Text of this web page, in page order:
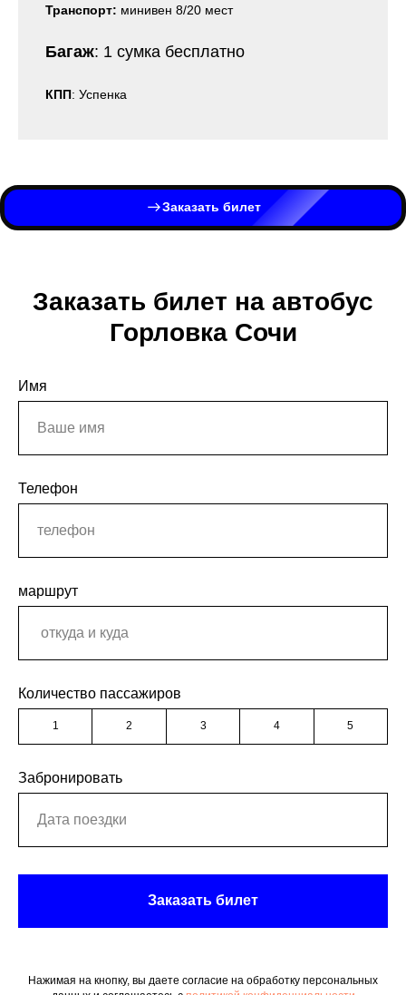
Транспорт: минивен 8/20 мест
Багаж: 1 сумка бесплатно
КПП: Успенка
Заказать билет
Заказать билет на автобус
Горловка Сочи
Имя
Телефон
маршрут
Количество пассажиров
1 2 3 4 5
Забронировать
Заказать билет
Нажимая на кнопку, вы даете согласие на обработку персональных